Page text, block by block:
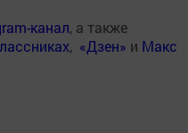
канал, а также
, «Дзен» и Макс